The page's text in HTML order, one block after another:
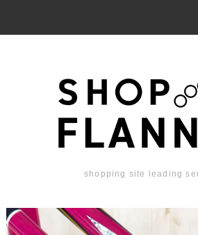
shopping site leading